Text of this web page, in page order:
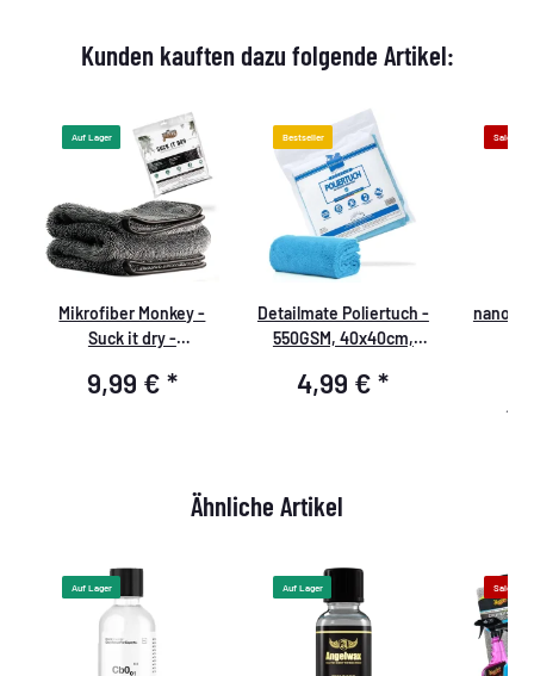
Kunden kauften dazu folgende Artikel:
Auf Lager
Mikrofiber Monkey -
Suck it dry -
1000GSM 40x55cm
9,99 € *
Bestseller
Detailmate Poliertuch -
550GSM, 40x40cm,
4,99 €*
Sale 43%
nanolex
Ähnliche Artikel
Auf Lager Auf Lager Sale 20%